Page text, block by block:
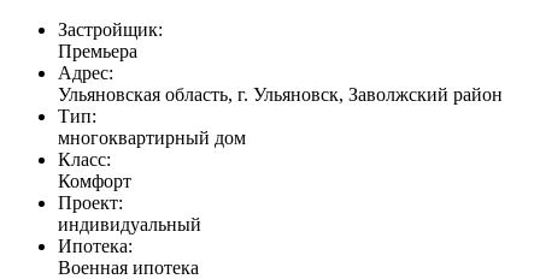
Застройщик:
Премьера
Адрес:
Ульяновская область, г. Ульяновск, Заволжский район
Тип:
многоквартирный дом
Класс:
Комфорт
Проект:
индивидуальный
Ипотека:
Военная ипотека